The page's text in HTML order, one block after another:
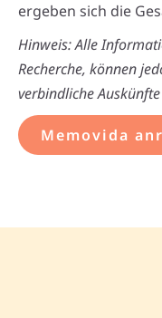
ergeben sich die
Hinweis: Alle
Recherche, können
verbindliche
Memovida